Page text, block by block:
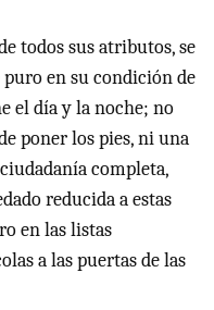
todos sus atributos, se
en su condición de
el día y la noche; no
poner los pies, ni una
completa,
reducida a estas
en las listas
a las puertas de las